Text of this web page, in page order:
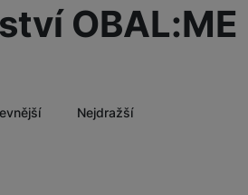
skla OBAL:ME
Nejdražší